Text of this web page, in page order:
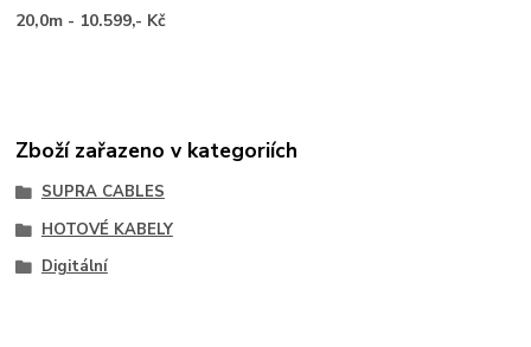
20,0m - 10.599,- Kč
Zboží zařazeno v kategoriích
SUPRA CABLES
HOTOVÉ KABELY
Digitální